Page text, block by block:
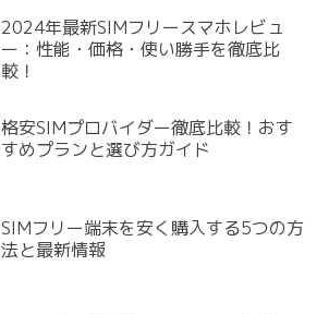
2024年最新SIMフリースマホレビュ
ー：性能・価格・使い勝手を徹底比
較！
格安SIMプロバイダー徹底比較！おす
すめプランと選び方ガイド
SIMフリー端末を安く購入する5つの方
法と最新情報